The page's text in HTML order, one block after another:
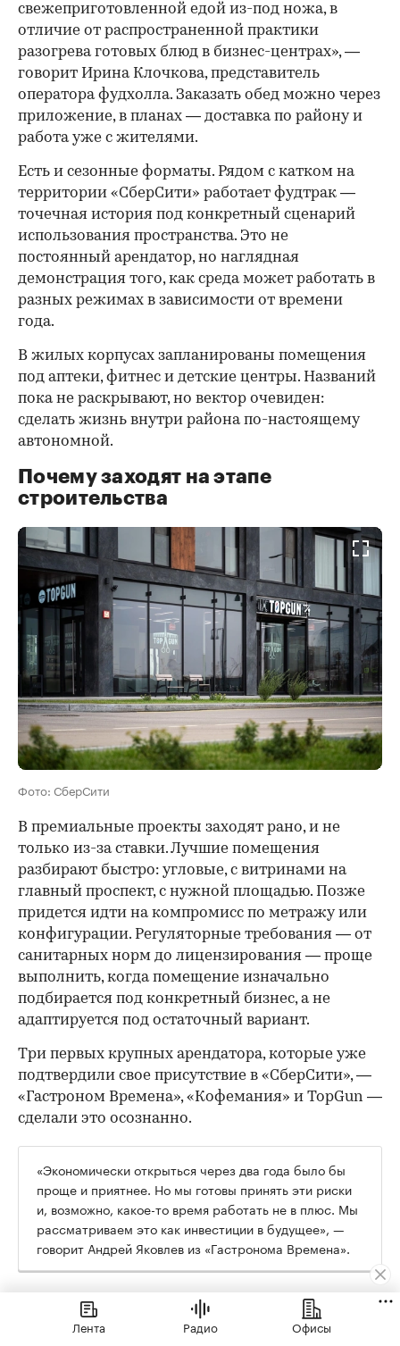
свежеприготовленной едой из-под ножа, в
отличие от распространенной практики
разогрева готовых блюд в бизнес-центрах», —
говорит Ирина Клочкова, представитель
оператора фудхолла. Заказать обед можно через
приложение, в планах — доставка по району и
работа уже с жителями.
Есть и сезонные форматы. Рядом с катком на
территории «СберСити» работает фудтрак —
точечная история под конкретный сценарий
использования пространства. Это не
постоянный арендатор, но наглядная
демонстрация того, как среда может работать в
разных режимах в зависимости от времени
года.
В жилых корпусах запланированы помещения
под аптеки, фитнес и детские центры. Названий
пока не раскрывают, но вектор очевиден:
сделать жизнь внутри района по-настоящему
автономной.
Почему заходят на этапе
строительства
Фото: СберСити
В премиальные проекты заходят рано, и не
только из-за ставки. Лучшие помещения
разбирают быстро: угловые, с витринами на
главный проспект, с нужной площадью. Позже
придется идти на компромисс по метражу или
конфигурации. Регуляторные требования — от
санитарных норм до лицензирования — проще
выполнить, когда помещение изначально
подбирается под конкретный бизнес, а не
адаптируется под остаточный вариант.
Три первых крупных арендатора, которые уже
подтвердили свое присутствие в «СберСити», —
«Гастроном Времена», «Кофемания» и TopGun —
сделали это осознанно.
«Экономически открыться через два года было бы
проще и приятнее. Но мы готовы принять эти риски
и, возможно, какое-то время работать не в плюс. Мы
рассматриваем это как инвестиции в будущее», —
говорит Андрей Яковлев из «Гастронома Времена».
Их формат в «СберСити» кардинально
отличается от флагманского: там 2000 кв. м и
Лента Радио Офисы